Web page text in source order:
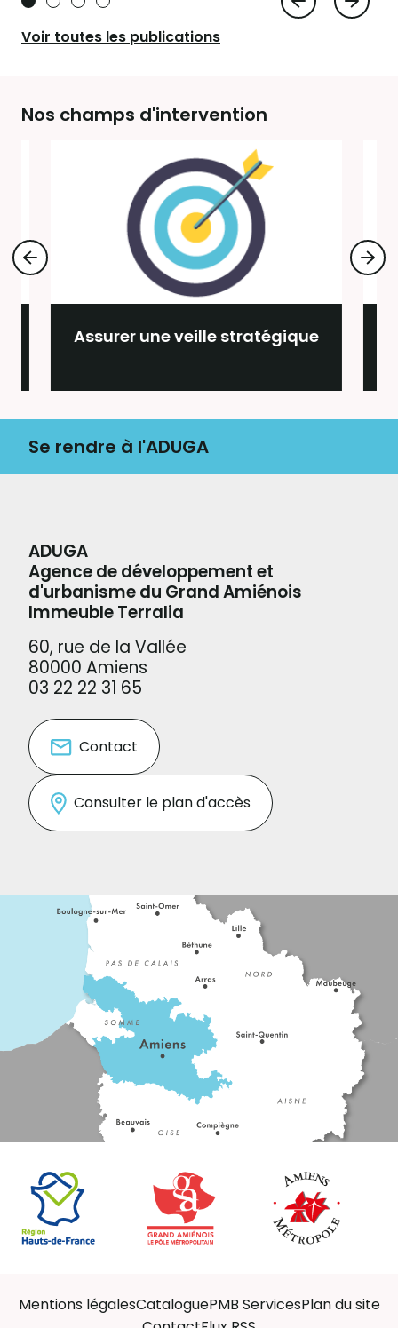
Voir toutes les publications
Nos champs d'intervention
Assurer une veille stratégique
Se rendre à l'ADUGA
ADUGA
Agence de développement et
d'urbanisme du Grand Amiénois
Immeuble Terralia
60, rue de la Vallée
80000 Amiens
03 22 22 31 65
Contact
Consulter le plan d'accès
Mentions légalesCataloguePMB ServicesPlan du site